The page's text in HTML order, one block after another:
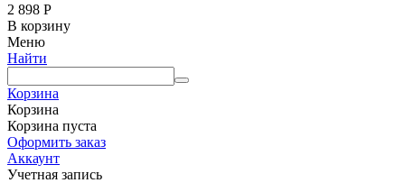
2 898 Р
В корзину
Меню
Найти
Корзина
Корзина
Корзина пуста
Оформить заказ
Аккаунт
Учетная запись